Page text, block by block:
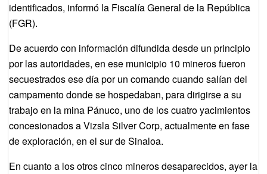
identificados, informó la Fiscalía General de la República
(FGR).
De acuerdo con información difundida desde un principio
por las autoridades, en ese municipio 10 mineros fueron
secuestrados ese día por un comando cuando salían del
campamento donde se hospedaban, para dirigirse a su
trabajo en la mina Pánuco, uno de los cuatro yacimientos
concesionados a Vizsla Silver Corp, actualmente en fase
de exploración, en el sur de Sinaloa.
En cuanto a los otros cinco mineros desaparecidos, ayer la